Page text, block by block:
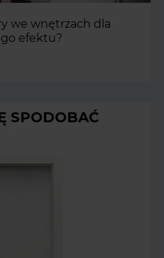
we wnętrzach dla
efektu?